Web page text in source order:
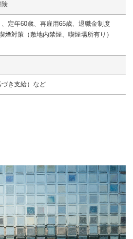
険
定年60歳、再雇用65歳、退職金制度
煙対策（敷地内禁煙、喫煙場所有り）
き支給）など